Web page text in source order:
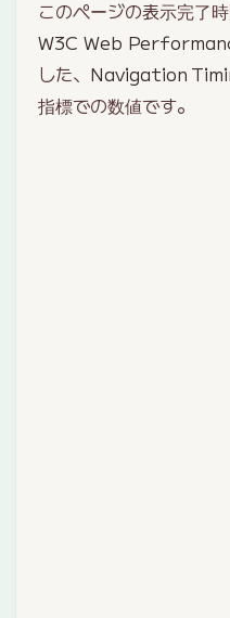
このページの表示完了
W3C Web
した、 Navigation
指標での数値です。